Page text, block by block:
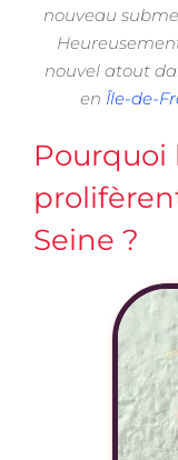
nouveau
nouvel atout
en Île-de-
Pourquoi
Seine ?